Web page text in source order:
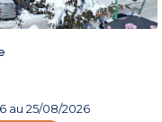
au 25/08/2026